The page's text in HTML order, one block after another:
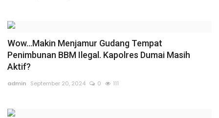
Wow...Makin Menjamur Gudang Tempat
Penimbunan BBM Ilegal. Kapolres Dumai Masih
Aktif?
admin September 20, 2024 0 111